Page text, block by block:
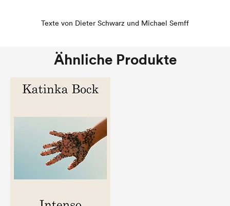
Texte von Dieter Schwarz und Michael Semff
Ähnliche Produkte